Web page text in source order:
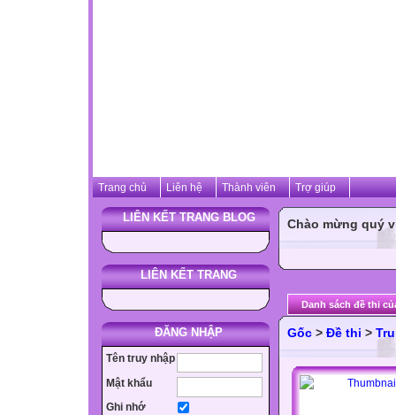
Trang chủ Liên hệ Thành viên Trợ giúp
LIÊN KẾT TRANG BLOG
LIÊN KẾT TRANG
ĐĂNG NHẬP
Tên truy nhập
Mật khẩu
Ghi nhớ
Chào mừng quý
Danh sách đề thi
Gốc > Đề thi >